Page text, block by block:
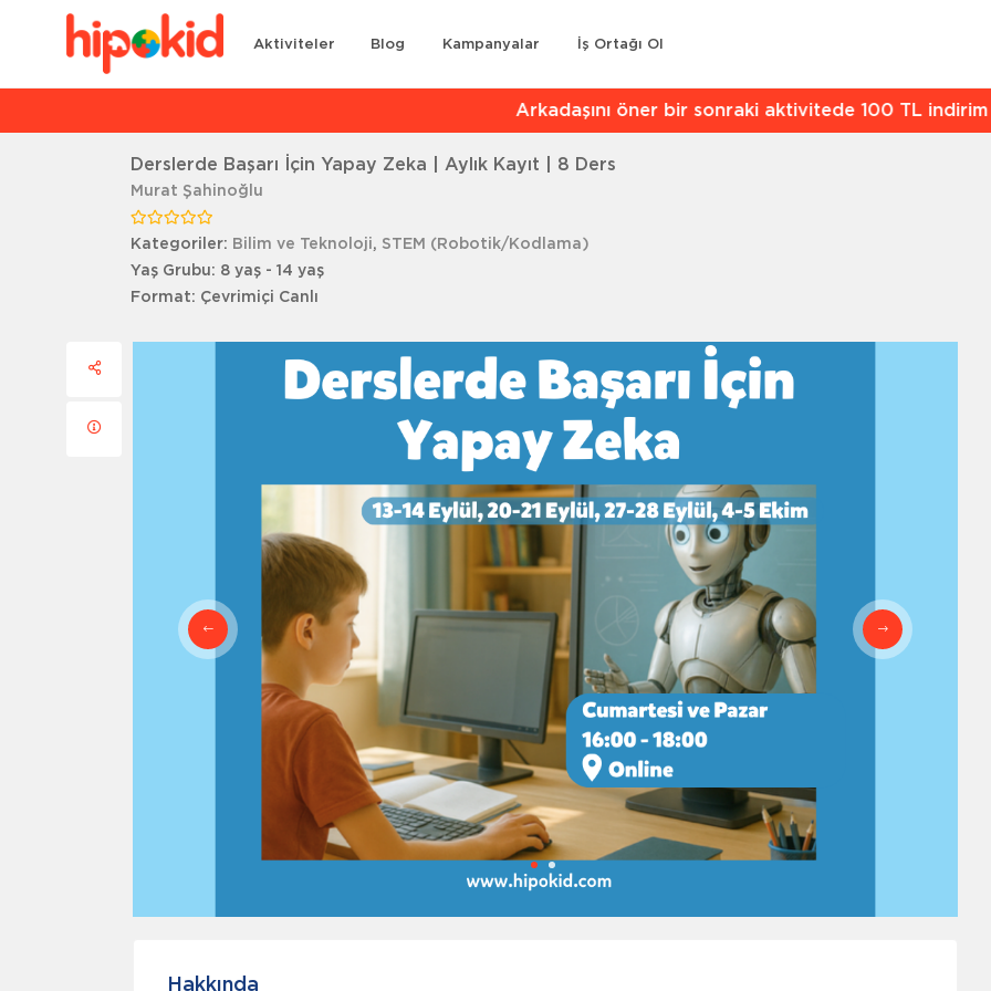
Aktiviteler Blog Kampanyalar İş Ortağı Ol
Arkadaşını öner bir sonraki aktivitede 100 TL indirim
Derslerde Başarı İçin Yapay Zeka | Aylık Kayıt | 8 Ders
Murat Şahinoğlu
Kategoriler: Bilim ve Teknoloji, STEM (Robotik/Kodlama)
Yaş Grubu: 8 yaş - 14 yaş
Format: Çevrimiçi Canlı
Hakkında